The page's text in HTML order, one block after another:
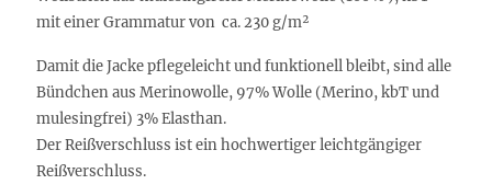
mit einer Grammatur von ca. 230 g/m²
Damit die Jacke pflegeleicht und funktionell bleibt, sind alle
Bündchen aus Merinowolle, 97% Wolle (Merino, kbT und
mulesingfrei) 3% Elasthan.
Der Reißverschluss ist ein hochwertiger leichtgängiger
Reißverschluss.